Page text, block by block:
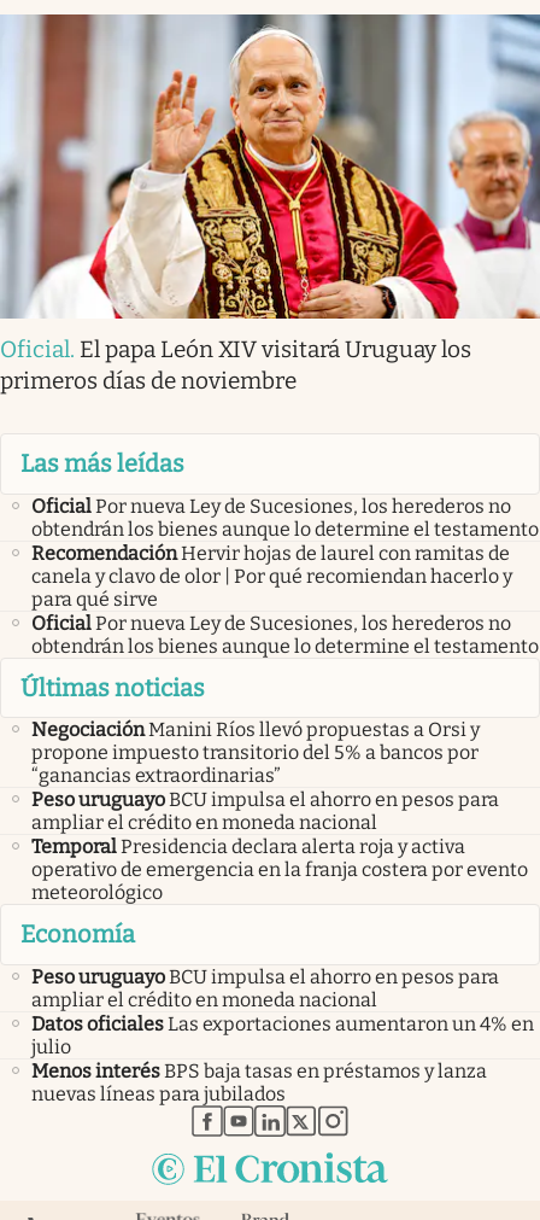
Oficial. El papa León XIV visitará Uruguay los
primeros días de noviembre
Las más leídas
OficialPor nueva Ley de Sucesiones, los herederos no
obtendrán los bienes aunque lo determine el testamento
RecomendaciónHervir hojas de laurel con ramitas de
canela y clavo de olor | Por qué recomiendan hacerlo y
para qué sirve
OficialPor nueva Ley de Sucesiones, los herederos no
obtendrán los bienes aunque lo determine el testamento
Últimas noticias
NegociaciónManini Ríos llevó propuestas a Orsi y
propone impuesto transitorio del 5% a bancos por
“ganancias extraordinarias”
Peso uruguayoBCU impulsa el ahorro en pesos para
ampliar el crédito en moneda nacional
TemporalPresidencia declara alerta roja y activa
operativo de emergencia en la franja costera por evento
meteorológico
Economía
Peso uruguayoBCU impulsa el ahorro en pesos para
ampliar el crédito en moneda nacional
Datos oficialesLas exportaciones aumentaron un 4% en
julio
Menos interésBPS baja tasas en préstamos y lanza
nuevas líneas para jubilados
abre en nueva pestaña
abre en nueva pestaña
abre en nueva pestaña
abre en nueva pestaña
abre en nueva pestaña